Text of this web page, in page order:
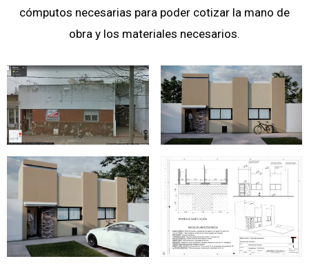
cómputos necesarias para poder cotizar la mano de
obra y los materiales necesarios.